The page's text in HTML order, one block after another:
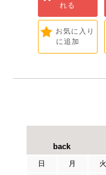
れる
お気に入り
に追加
日 月 火